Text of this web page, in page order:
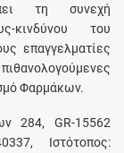
τη συνεχή
κινδύνου του
επαγγελματίες
Φαρμάκων.
284, GR-15562
Ιστότοπος: